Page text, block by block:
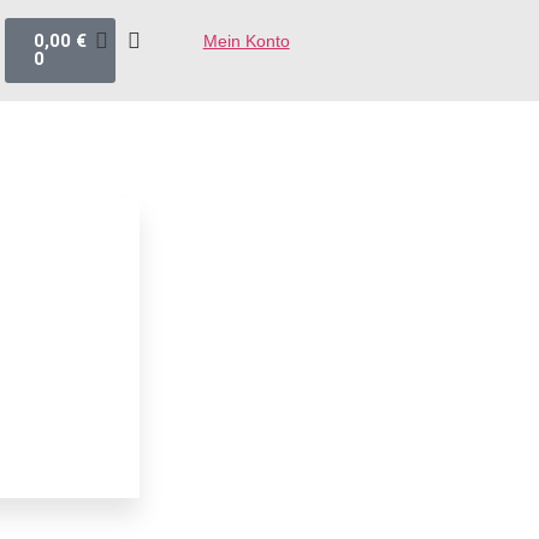
0,00 €
0
Mein Konto